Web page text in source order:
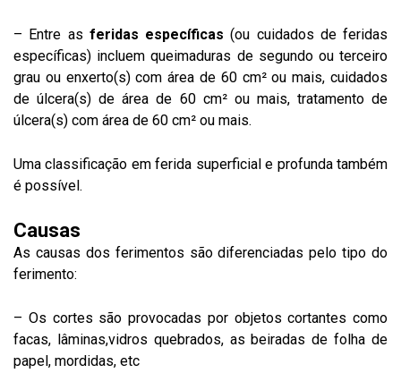
– Entre as feridas específicas(ou cuidados de feridas
específicas) incluem queimaduras de segundo ou terceiro
grau ou enxerto(s) com área de 60 cm² ou mais, cuidados
de úlcera(s) de área de 60 cm² ou mais, tratamento de
úlcera(s) com área de 60 cm² ou mais.
Uma classificação em ferida superficial e profunda também
é possível.
Causas
As causas dos ferimentos são diferenciadas pelo tipo do
ferimento:
– Os cortes são provocadas por objetos cortantes como
facas, lâminas,vidros quebrados, as beiradas de folha de
papel, mordidas, etc